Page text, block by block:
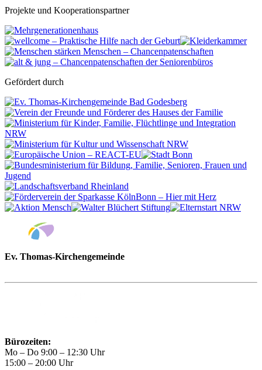
Projekte und Kooperationspartner
Gefördert durch
Ev. Thomas-Kirchengemeinde
Bürozeiten:
Mo – Do 9:00 – 12:30 Uhr
15:00 – 20:00 Uhr